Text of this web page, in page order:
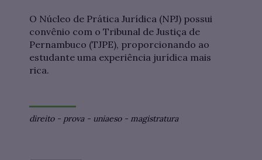
O Núcleo de Prática Jurídica (NPJ) possui
convênio com o Tribunal de Justiça de
Pernambuco (TJPE), proporcionando ao
estudante uma experiência jurídica mais
rica.
direito- prova - uniaeso- magistratura